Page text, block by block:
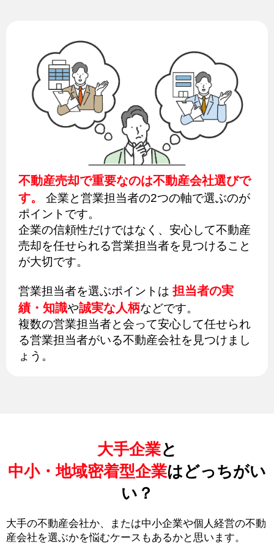
不動産売却で重要なのは不動産会社選びで
す。
企業と営業担当者の2つの軸で選ぶのが
ポイントです。
企業の信頼性だけではなく、安心して不動産
売却を任せられる営業担当者を見つけること
が大切です。
営業担当者を選ぶポイントは 担当者の実
績・知識や誠実な人柄などです。
複数の営業担当者と会って安心して任せられ
る営業担当者がいる不動産会社を見つけまし
ょう。
大手企業と
中小・地域密着型企業はどっちがい
い？
大手の不動産会社か、または中小企業や個人経営の不動
産会社を選ぶかを悩むケースもあるかと思います。